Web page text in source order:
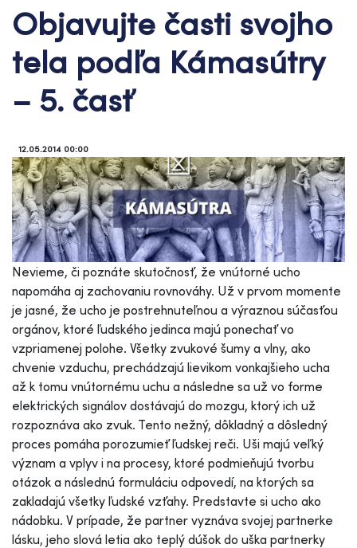
Objavujte časti svojho
tela podľa Kámasútry
– 5. časť
12.05.2014 00:00
Nevieme, či poznáte skutočnosť, že vnútorné ucho
napomáha aj zachovaniu rovnováhy. Už v prvom momente
je jasné, že ucho je postrehnuteľnou a výraznou súčasťou
orgánov, ktoré ľudského jedinca majú ponechať vo
vzpriamenej polohe. Všetky zvukové šumy a vlny, ako
chvenie vzduchu, prechádzajú lievikom vonkajšieho ucha
až k tomu vnútornému uchu a následne sa už vo forme
elektrických signálov dostávajú do mozgu, ktorý ich už
rozpoznáva ako zvuk. Tento nežný, dôkladný a dôsledný
proces pomáha porozumieť ľudskej reči. Uši majú veľký
význam a vplyv i na procesy, ktoré podmieňujú tvorbu
otázok a následnú formuláciu odpovedí, na ktorých sa
zakladajú všetky ľudské vzťahy. Predstavte si ucho ako
nádobku. V prípade, že partner vyznáva svojej partnerke
lásku, jeho slová letia ako teplý dúšok do uška partnerky